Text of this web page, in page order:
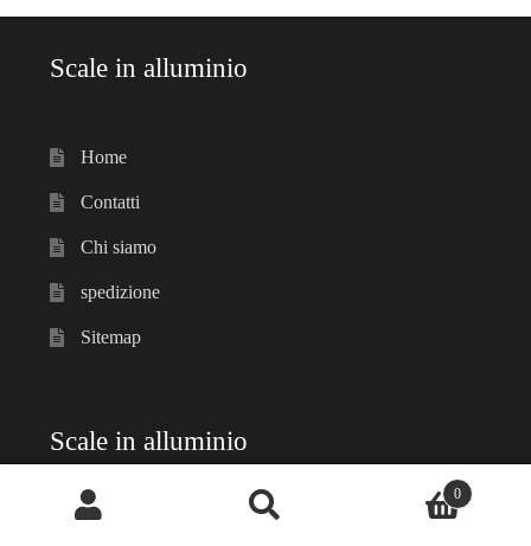
Scale in alluminio
Home
Contatti
Chi siamo
spedizione
Sitemap
Scale in alluminio
0